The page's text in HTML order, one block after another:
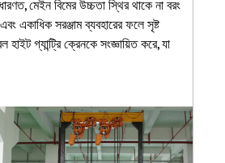
মেইন বিমের উচ্চতা স্থির থাকে না বরং
একাধিক সরঞ্জাম ব্যবহারের ফলে সৃষ্ট
গ্যান্ট্রি ক্রেনকে সংজ্ঞায়িত করে, যা